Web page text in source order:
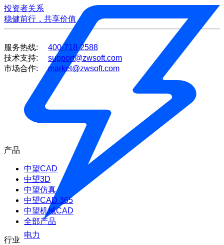
电力
投资者关系
稳健前行，共享价值
服务热线:
400-718-2588
技术支持:
support@zwsoft.com
市场合作:
market@zwsoft.com
产品
中望CAD
中望3D
中望仿真
中望CAD 365
中望机械CAD
全部产品
行业